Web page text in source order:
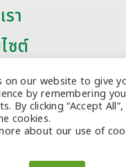
า
ซต์
on our website to give
by remembering
By clicking “Accept
cookies.
about our use of